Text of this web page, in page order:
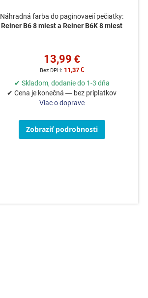
Náhradná farba do paginovaeií pečiatky:
Reiner B6 8 miest a Reiner B6K 8 miest
13,99 €
11,37 €
✔ Skladom, dodanie do 1-3 dňa
✔ Cena je konečná — bez príplatkov
Viac o doprave
Zobraziť podrobnosti